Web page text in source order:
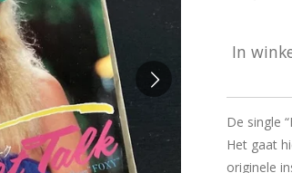
In
De single
Het gaat
originele